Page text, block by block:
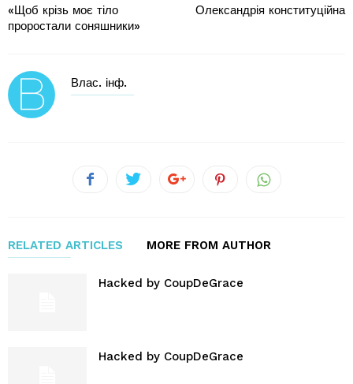
«Щоб крізь моє тіло
проростали соняшники»
Олександрія конституційна
Влас. інф.
RELATED ARTICLES MORE FROM AUTHOR
Hacked by CoupDeGrace
Hacked by CoupDeGrace